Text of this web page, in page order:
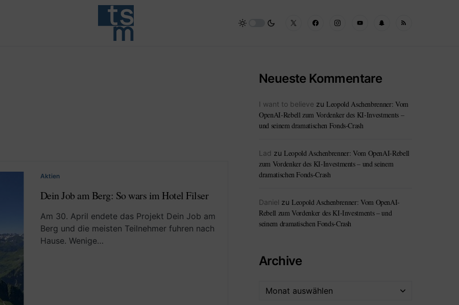
Aktien
Dein Job am Berg: So wars im Hotel Filser
Am 30. April endete das Projekt Dein Job am
Berg und die meisten Teilnehmer fuhren nach
Hause. Wenige…
Neueste Kommentare
I want to believe zu Leopold Aschenbrenner: Vom
OpenAI-Rebell zum Vordenker des KI-Investments –
und seinem dramatischen Fonds-Crash
Lad zu Leopold Aschenbrenner: Vom OpenAI-Rebell
zum Vordenker des KI-Investments – und seinem
dramatischen Fonds-Crash
Daniel zu Leopold Aschenbrenner: Vom OpenAI-
Rebell zum Vordenker des KI-Investments – und
seinem dramatischen Fonds-Crash
Archive